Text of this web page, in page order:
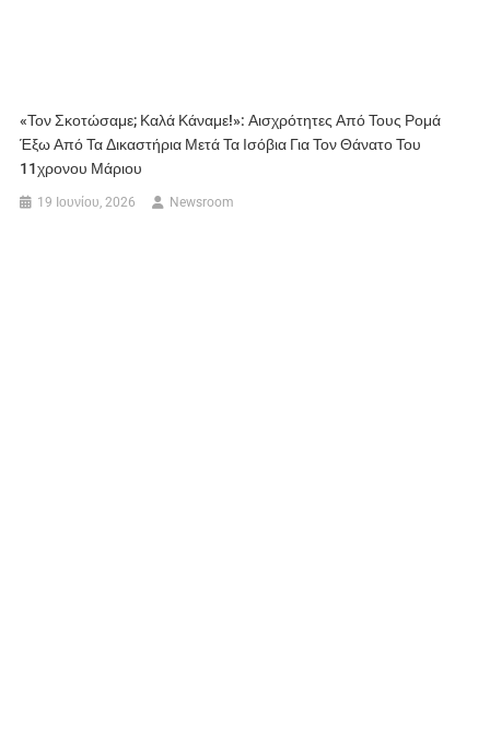
«Τον Σκοτώσαμε; Καλά Κάναμε!»: Αισχρότητες Από Τους Ρομά
Έξω Από Τα Δικαστήρια Μετά Τα Ισόβια Για Τον Θάνατο Του
11χρονου Μάριου
19 Ιουνίου, 2026 Newsroom